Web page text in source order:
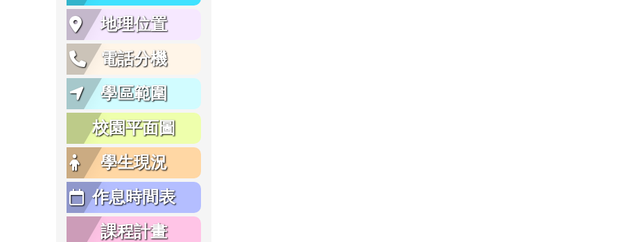
地理位置
電話分機
學區範圍
校園平面圖
學生現況
作息時間表
課程計畫